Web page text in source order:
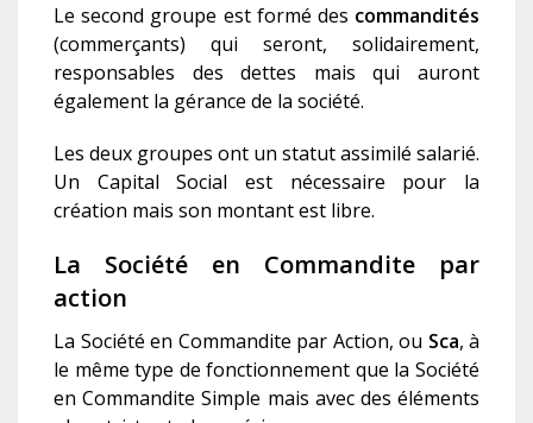
Le second groupe est formé des commandités
(commerçants) qui seront, solidairement,
responsables des dettes mais qui auront
également la gérance de la société.
Les deux groupes ont un statut assimilé salarié.
Un Capital Social est nécessaire pour la
création mais son montant est libre.
La Société en Commandite par
action
La Société en Commandite par Action, ou Sca, à
le même type de fonctionnement que la Société
en Commandite Simple mais avec des éléments